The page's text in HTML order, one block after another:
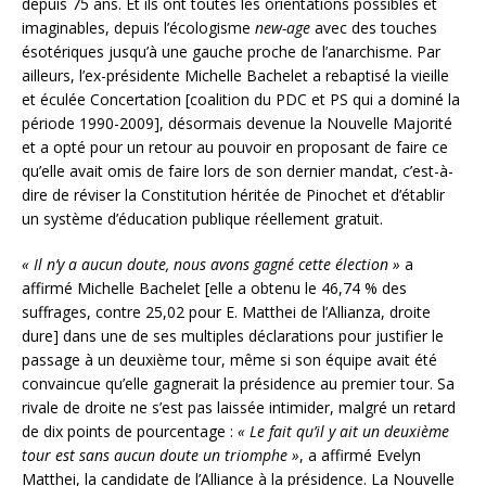
imaginables, depuis l’écologisme new-age avec des touches
ésotériques jusqu’à une gauche proche de l’anarchisme. Par
ailleurs, l’ex-présidente Michelle Bachelet a rebaptisé la vieille
et éculée Concertation [coalition du PDC et PS qui a dominé la
période 1990-2009], désormais devenue la Nouvelle Majorité
et a opté pour un retour au pouvoir en proposant de faire ce
qu’elle avait omis de faire lors de son dernier mandat, c’est-à-
dire de réviser la Constitution héritée de Pinochet et d’établir
un système d’éducation publique réellement gratuit.
« Il n’y a aucun doute, nous avons gagné cette élection » a
affirmé Michelle Bachelet [elle a obtenu le 46,74 % des
suffrages, contre 25,02 pour E. Matthei de l’Allianza, droite
dure] dans une de ses multiples déclarations pour justifier le
passage à un deuxième tour, même si son équipe avait été
convaincue qu’elle gagnerait la présidence au premier tour. Sa
rivale de droite ne s’est pas laissée intimider, malgré un retard
de dix points de pourcentage : « Le fait qu’il y ait un deuxième
tour est sans aucun doute un triomphe », a affirmé Evelyn
Matthei, la candidate de l’Alliance à la présidence. La Nouvelle